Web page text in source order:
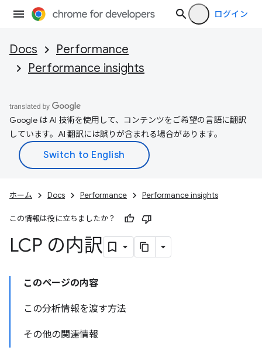
ログイン
Docs
Performance
Performance insights
Google は AI 技術を使用して、コンテンツをご希望の言語に翻訳
しています。AI 翻訳には誤りが含まれる場合があります。
ホーム Docs Performance Performance insights
この情報は役に立ちましたか？
LCP の内訳
このページの内容
この分析情報を渡す方法
その他の関連情報